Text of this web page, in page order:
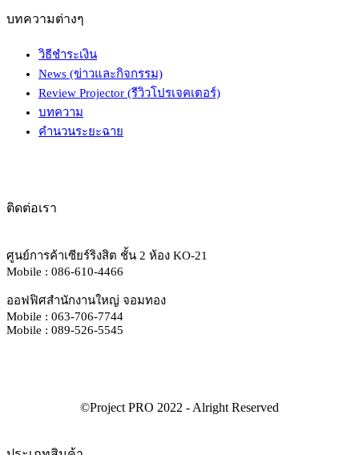
บทความต่างๆ
วิธีชำระเงิน
News (ข่าวและกิจกรรม)
Review Projector (รีวิวโปรเจคเตอร์)
บทความ
คำนวนระยะฉาย
ติดต่อเรา
ศูนย์การค้าเซียร์ริงสิต ชั้น 2 ห้อง KO-21
Mobile : 086-610-4466
ออฟฟิศสำนักงานใหญ่ จอมทอง
Mobile : 063-706-7744
Mobile : 089-526-5545